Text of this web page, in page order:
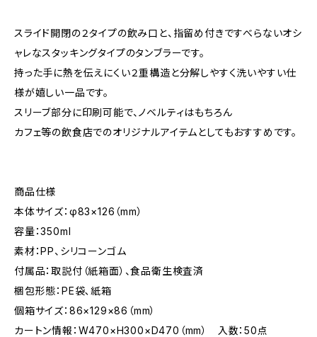
スライド開閉の２タイプの飲み口と、指留め付きですべらないオシ
ャレなスタッキングタイプのタンブラーです。
持った手に熱を伝えにくい２重構造と分解しやすく洗いやすい仕
様が嬉しい一品です。
スリーブ部分に印刷可能で、ノベルティはもちろん
カフェ等の飲食店でのオリジナルアイテムとしてもおすすめです。
商品仕様
本体サイズ：φ83×126（mm）
容量：350ml
素材：PP、シリコーンゴム
付属品：取説付（紙箱面）、食品衛生検査済
梱包形態：PE袋､紙箱
個箱サイズ：86×129×86（mm）
カートン情報：W470×H300×D470（mm） 入数：50点